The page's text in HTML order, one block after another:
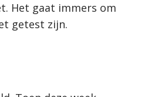
Het gaat immers om
getest zijn.